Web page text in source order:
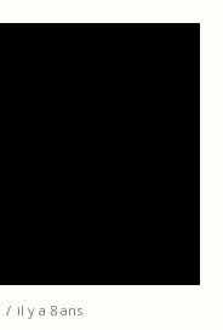
il y a 8 ans